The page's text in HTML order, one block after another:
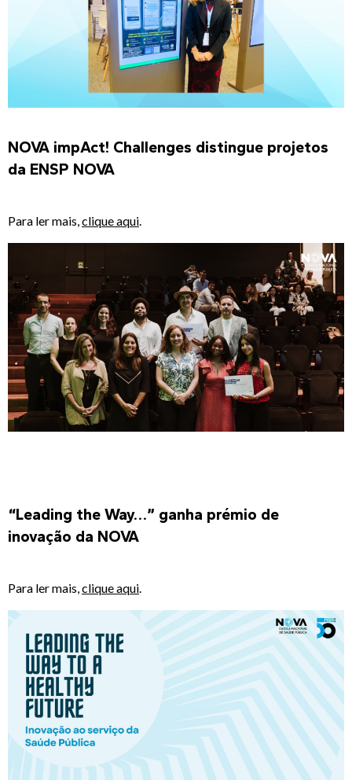
NOVA impAct! Challenges distingue projetos
da ENSP NOVA
Para ler mais, clique aqui
“Leading the Way…” ganha prémio de
inovação da NOVA
Para ler mais,clique aqui.